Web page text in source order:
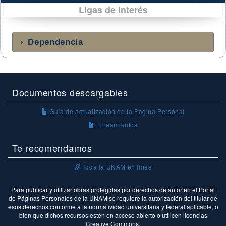
Ligas de interés
Dependencia
Documentos descargables
Guía de actualización de la Página Personal
Lineamientos
Te recomendamos
Toda la UNAM en línea
Para publicar y utilizar obras protegidas por derechos de autor en el Portal
de Páginas Personales de la UNAM se requiere la autorización del titular de
esos derechos conforme a la normatividad universitaria y federal aplicable, o
bien que dichos recursos estén en acceso abierto o utilicen licencias
Creative Commons.